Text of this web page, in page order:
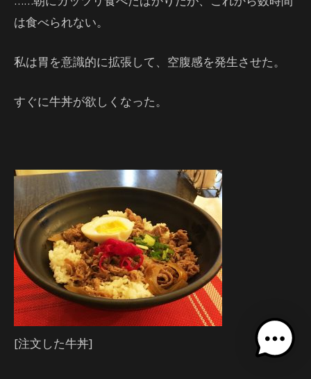
は食べられない。
私は胃を意識的に拡張して、空腹感を発生させた。
すぐに牛丼が欲しくなった。
[注文した牛丼]